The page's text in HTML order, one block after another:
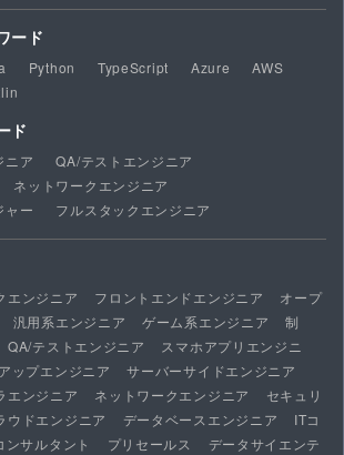
ード
Python TypeScript Azure
AWS
ド
ニア
QA/テストエンジニア
ネットワークエンジニア
ャー
フルスタックエンジニア
エンジニア フロントエンドエンジニア
オープ
汎用系エンジニア ゲーム系エンジニア
制
QA/テストエンジニア
スマホアプリエンジニ
ップエンジニア
サーバーサイドエンジニア
エンジニア ネットワークエンジニア
セキュリ
ウドエンジニア データベースエンジニア
ITコ
ンサルタント プリセールス
データサイエンテ